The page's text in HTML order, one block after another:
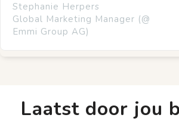
Stephanie Herpers
Global Marketing Manager (@
Emmi Group AG)
Laatst door jou